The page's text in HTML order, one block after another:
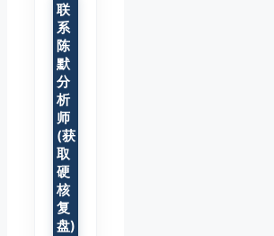
联
系
陈
默
分
析
师
(获
取
硬
核
复
盘)